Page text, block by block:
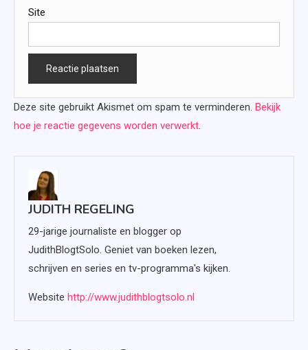
Site
Deze site gebruikt Akismet om spam te verminderen. Bekijk
hoe je reactie gegevens worden verwerkt.
JUDITH REGELING
29-jarige journaliste en blogger op
JudithBlogtSolo. Geniet van boeken lezen,
schrijven en series en tv-programma's kijken.
Website http://www.judithblogtsolo.nl